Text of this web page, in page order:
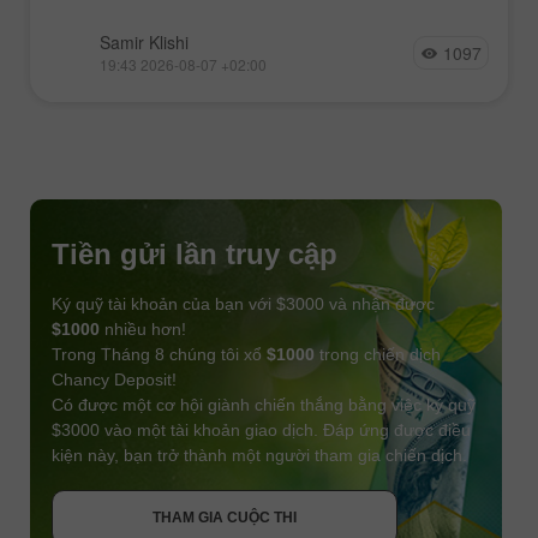
Samir Klishi
19:43 2026-08-07 +02:00 1097
THAM GIA CUỘC THI
Tiền gửi lần truy cập
Ký quỹ tài khoản của bạn với $3000 và nhận được
$1000 nhiều hơn!
Trong Tháng 8 chúng tôi xổ $1000 trong chiến dịch
Chancy Deposit!
Có được một cơ hội giành chiến thắng bằng việc ký quỹ
$3000 vào một tài khoản giao dịch. Đáp ứng được điều
kiện này, bạn trở thành một người tham gia chiến dịch.
THAM GIA CUỘC THI
NHẬN THƯỞNG